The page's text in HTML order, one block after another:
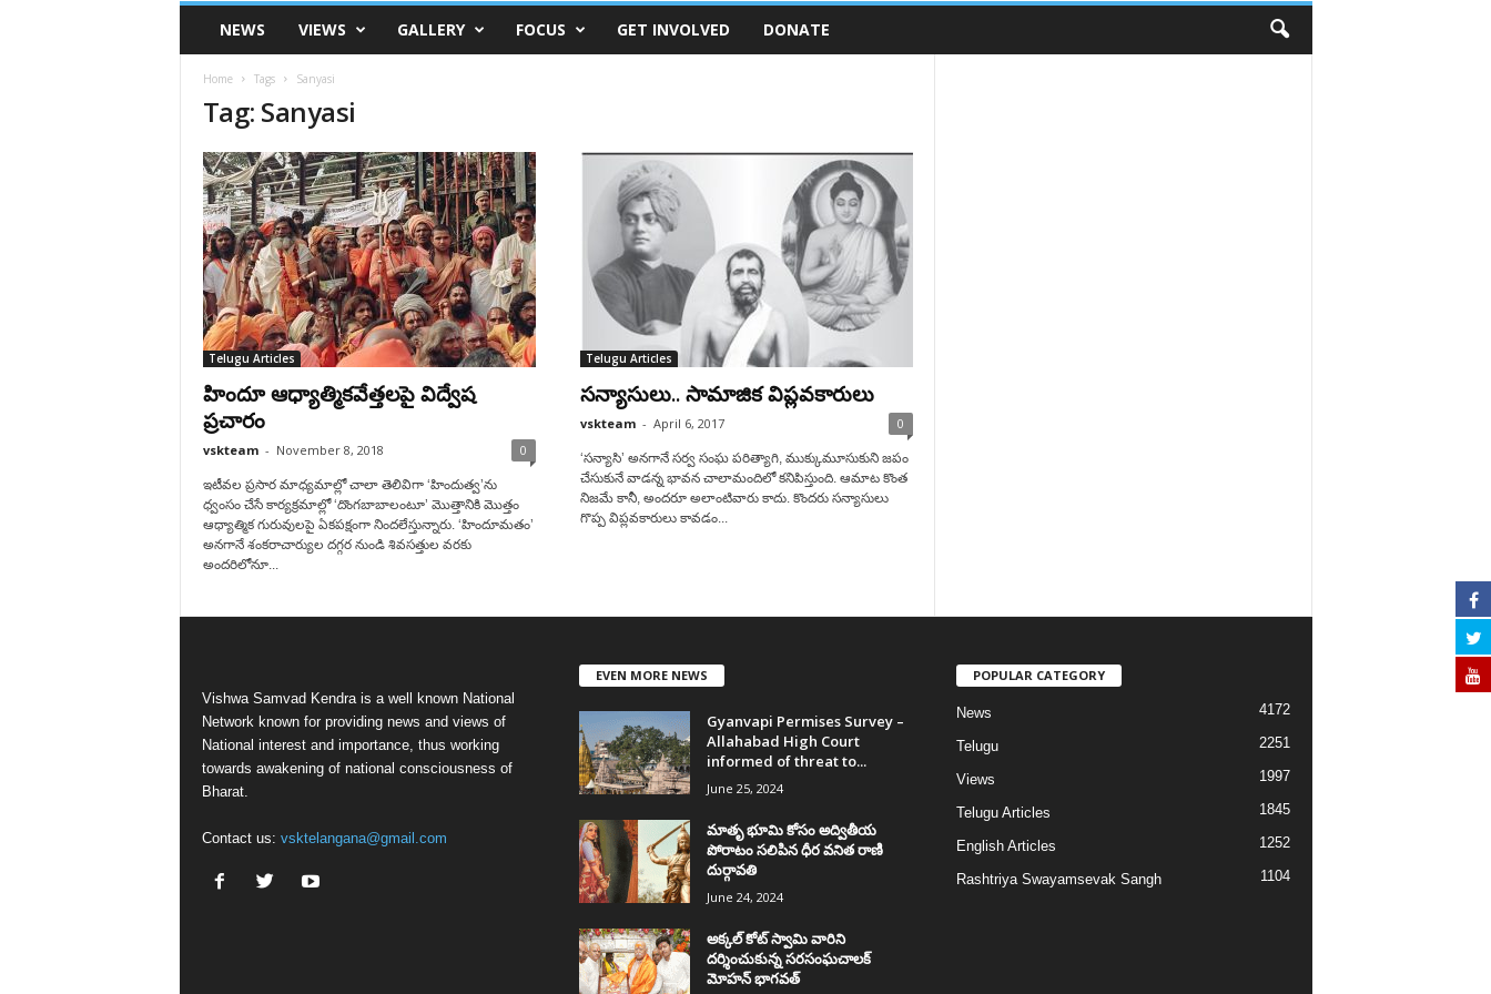
VSK
TelanganaNEWS VIEWS GALLERY FOCUS GET INVOLVED DONATE
Home Tags Sanyasi
Tag: Sanyasi
Telugu Articles
హిందూ ఆధ్యాత్మికవేత్తలపై విద్వేష
ప్రచారం
vskteam - November 8, 2018 0
ఇటీవల ప్రసార మాధ్యమాల్లో చాలా తెలివిగా ‘హిందుత్వ’ను
ధ్వంసం చేసే కార్యక్రమాల్లో ‘దొంగబాబాలంటూ’ మొత్తానికి మొత్తం
ఆధ్యాత్మిక గురువులపై ఏకపక్షంగా నిందలేస్తున్నారు. ‘హిందూమతం’
అనగానే శంకరాచార్యుల దగ్గర నుండి శివసత్తుల వరకు
అందరిలోనూ...
Telugu Articles
సన్యాసులు.. సామాజిక విప్లవకారులు
vskteam - April 6, 2017 0
‘సన్యాసి’ అనగానే సర్వ సంఘ పరిత్యాగి, ముక్కుమూసుకుని జపం
చేసుకునే వాడన్న భావన చాలామందిలో కనిపిస్తుంది. ఆమాట కొంత
నిజమే కానీ, అందరూ అలాంటివారు కాదు. కొందరు సన్యాసులు
గొప్ప విప్లవకారులు కావడం...
Vishwa Samvad Kendra is a well known National
Network known for providing news and views of
National interest and importance, thus working
towards awakening of national consciousness of
Bharat.
Contact us: vsktelangana@gmail.com
EVEN MORE NEWS
Gyanvapi Permises Survey –
Allahabad High Court
informed of threat to...
June 25, 2024
మాతృ భూమి కోసం అద్వితీయ
పోరాటం సలిపిన ధీర వనిత రాణి
దుర్గావతి
June 24, 2024
అక్కల్‌ కోట్‌ స్వామి వారిని
దర్శించుకున్న సరసంఘచాలక్
మోహన్ భాగవత్
POPULAR CATEGORY
News 4172
Telugu 2251
Views 1997
Telugu Articles 1845
English Articles 1252
Rashtriya Swayamsevak Sangh 1104